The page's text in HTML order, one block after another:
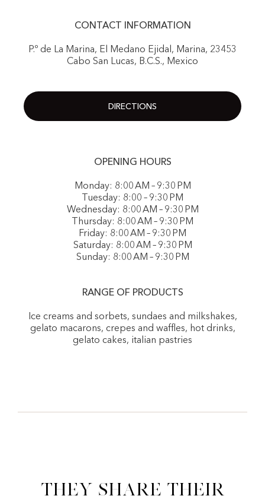
CONTACT INFORMATION
P.º de La Marina, El Medano Ejidal, Marina, 23453
Cabo San Lucas, B.C.S., Mexico
DIRECTIONS
OPENING HOURS
Monday: 8:00 AM – 9:30 PM
Tuesday: 8:00 – 9:30 PM
Wednesday: 8:00 AM – 9:30 PM
Thursday: 8:00 AM – 9:30 PM
Friday: 8:00 AM – 9:30 PM
Saturday: 8:00 AM – 9:30 PM
Sunday: 8:00 AM – 9:30 PM
RANGE OF PRODUCTS
Ice creams and sorbets, sundaes and milkshakes,
gelato macarons, crepes and waffles, hot drinks,
gelato cakes, italian pastries
They share their